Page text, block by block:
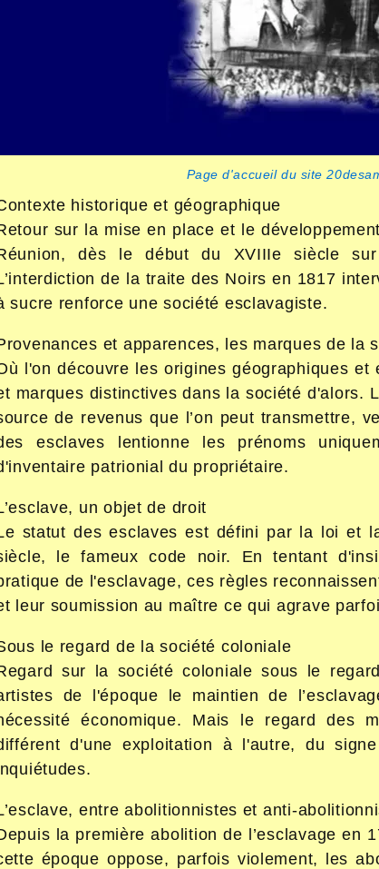
Page d'accueil du site
historique et géographique
sur la mise en place et le
dès le début du XVIIIe siècle
de la traite des Noirs en 1817
sucre renforce une société esclavagiste.
et apparences, les marques de la
l'on découvre les origines géographiques
marques distinctives dans la société d'alors.
de revenus que l’on peut transmettre,
esclaves lentionne les prénoms
patrionial du propriétaire.
un objet de droit
statut des esclaves est défini par la loi et
le fameux code noir. En tentant
de l'esclavage, ces règles
leur soumission au maître ce qui agrave
le regard de la société coloniale
sur la société coloniale sous le
de l'époque le maintien de
économique. Mais le regard des
d'une exploitation à l'autre, du
entre abolitionnistes et anti-
la première abolition de l’esclavage en
époque oppose, parfois violement, les